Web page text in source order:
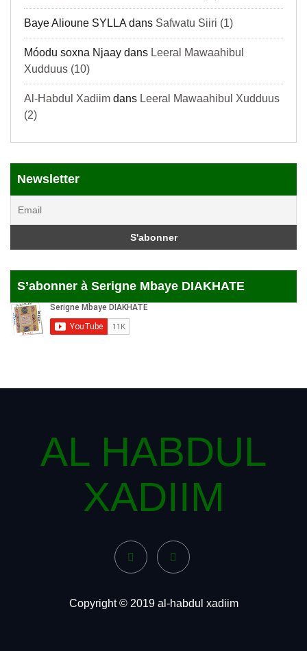
Baye Alioune SYLLAdans Safwatu Siiri (1)
Móodu soxna Njaaydans Leeral Mawaahibul
Xudduus (10)
Al-Habdul Xadiimdans Leeral Mawaahibul Xudduus
(2)
Newsletter
S’abonner à Serigne Mbaye DIAKHATE
AL HABDUL
XADIIM
Copyright © 2019 al-habdul xadiim